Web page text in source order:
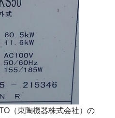
（東陶機器株式会社）の